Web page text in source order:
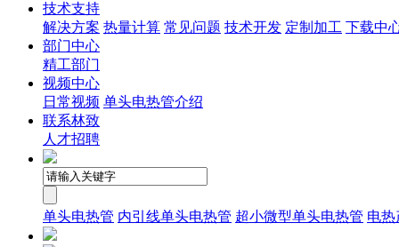
技术支持
解决方案 热量计算 常见问题 技术开发 定制加工 下载中
部门中心
精工部门
视频中心
日常视频 单头电热管介绍
联系林致
人才招聘
单头电热管 内引线单头电热管 超小微型单头电热管 电热